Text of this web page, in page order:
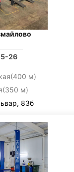
26
(400 м)
(350 м)
83б